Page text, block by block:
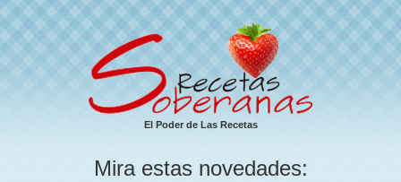
El Poder de Las Recetas
Mira estas novedades: